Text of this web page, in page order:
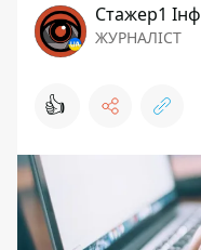
Стажер1
ЖУРНАЛІСТ
👍